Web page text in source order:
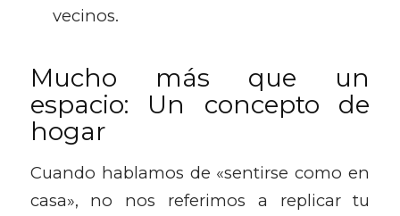
vecinos.
Mucho más que un
espacio: Un concepto de
hogar
Cuando hablamos de «sentirse como en
casa», no nos referimos a replicar tu